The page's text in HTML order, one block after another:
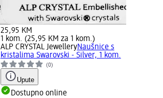
25,95 KM
1 kom. (25,95 KM za 1 kom.)
ALP CRYSTAL JewelleryNaušnice s
kristalima Swarovski - Silver, 1 kom.
(0)
Upute
Dostupno online